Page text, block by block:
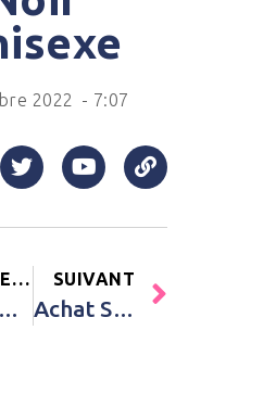
2022 - 7:07
PRÉCÉDENT
Achat Bavoir à poche en silicone Arabian Spice Mushie Marron Enfant
SUIVANT
Achat Sac à dos Magic Joe Lilliputiens Bleu Garçon